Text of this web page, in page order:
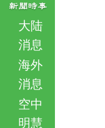
大陆
消息
海外
消息
空中
明慧